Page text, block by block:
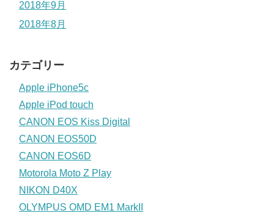
2018年9月
2018年8月
カテゴリー
Apple iPhone5c
Apple iPod touch
CANON EOS Kiss Digital
CANON EOS50D
CANON EOS6D
Motorola Moto Z Play
NIKON D40X
OLYMPUS OMD EM1 MarkII